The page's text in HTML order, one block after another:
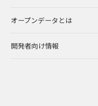
オープンデータとは
開発者向け情報